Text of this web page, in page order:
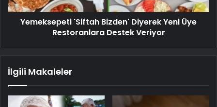
Yemeksepeti 'Siftah Bizden' Diyerek Yeni Üye
Restoranlara Destek Veriyor
İlgili Makaleler